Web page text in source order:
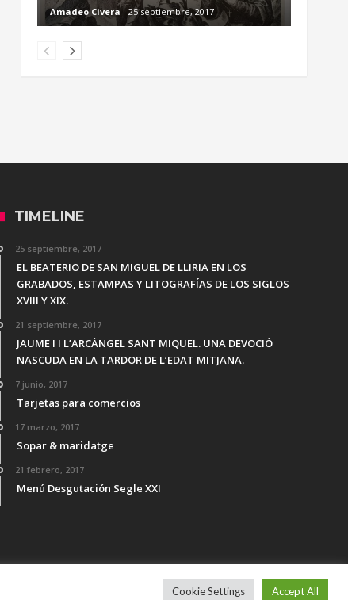
Amadeo Civera 25 septiembre, 2017
TIMELINE
25 septiembre, 2017
EL BEATERIO DE SAN MIGUEL DE LLIRIA EN LOS
GRABADOS, ESTAMPAS Y LITOGRAFÍAS DE LOS SIGLOS
XVIII Y XIX.
21 septiembre, 2017
JAUME I I L’ARCÀNGEL SANT MIQUEL. UNA DEVOCIÓ
NASCUDA EN LA TARDOR DE L’EDAT MITJANA.
7 junio, 2017
Tarjetas para comercios
17 marzo, 2017
Sopar & maridatge
21 febrero, 2017
Menú Desgutación Segle XXI
Cookie Settings Accept All